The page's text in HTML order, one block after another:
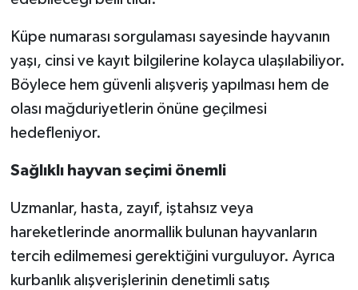
Küpe numarası sorgulaması sayesinde hayvanın
yaşı, cinsi ve kayıt bilgilerine kolayca ulaşılabiliyor.
Böylece hem güvenli alışveriş yapılması hem de
olası mağduriyetlerin önüne geçilmesi
hedefleniyor.
Sağlıklı hayvan seçimi önemli
Uzmanlar, hasta, zayıf, iştahsız veya
hareketlerinde anormallik bulunan hayvanların
tercih edilmemesi gerektiğini vurguluyor. Ayrıca
kurbanlık alışverişlerinin denetimli satış